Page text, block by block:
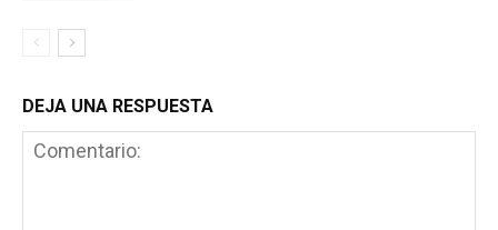
DEJA UNA RESPUESTA